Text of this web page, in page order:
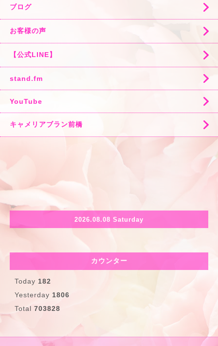
ブログ
お客様の声
【公式LINE】
stand.fm
YouTube
キャメリアブラン前橋
2026.08.08 Saturday
カウンター
Today 182
Yesterday 1806
Total 703828